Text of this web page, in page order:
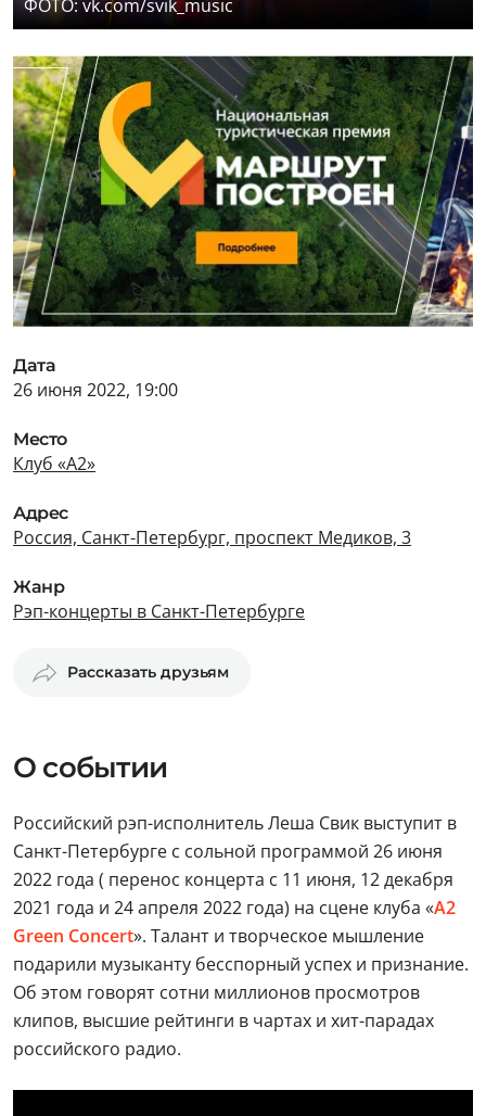
ФОТО: vk.com/svik_music
Дата
26 июня 2022, 19:00
Место
Клуб «А2»
Адрес
Россия, Санкт-Петербург, проспект Медиков, 3
Жанр
Рэп-концерты в Санкт-Петербурге
Рассказать друзьям
О событии
Российский рэп-исполнитель Леша Свик выступит в
Санкт-Петербурге с сольной программой 26 июня
2022 года ( перенос концерта с 11 июня, 12 декабря
2021 года и 24 апреля 2022 года) на сцене клуба «A2
Green Concert». Талант и творческое мышление
подарили музыканту бесспорный успех и признание.
Об этом говорят сотни миллионов просмотров
клипов, высшие рейтинги в чартах и хит-парадах
российского радио.